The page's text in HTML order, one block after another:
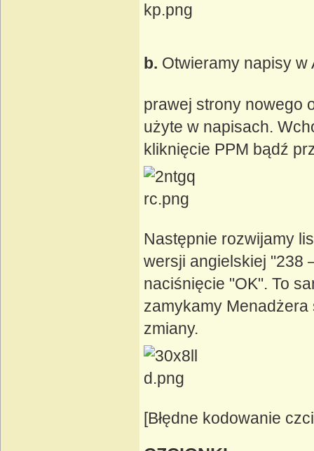
b. Otwieramy napisy
prawej strony nowego
użyte w napisach.
kliknięcie PPM bądź
Następnie rozwijamy
wersji angielskiej "238
naciśnięcie "OK". To
zamykamy
zmiany.
[Błędne kodowanie